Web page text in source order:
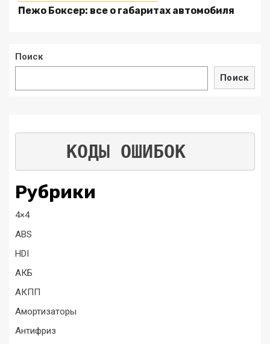
Пежо Боксер: все о габаритах автомобиля
Поиск
Поиск
КОДЫ ОШИБОК
Рубрики
4×4
ABS
HDI
АКБ
АКПП
Амортизаторы
Антифриз